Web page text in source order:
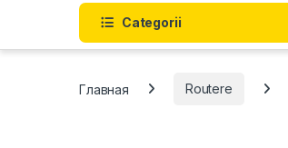
Categorii
Главная Routere